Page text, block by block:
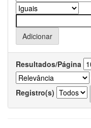
Resultados/Página
Registro(s)